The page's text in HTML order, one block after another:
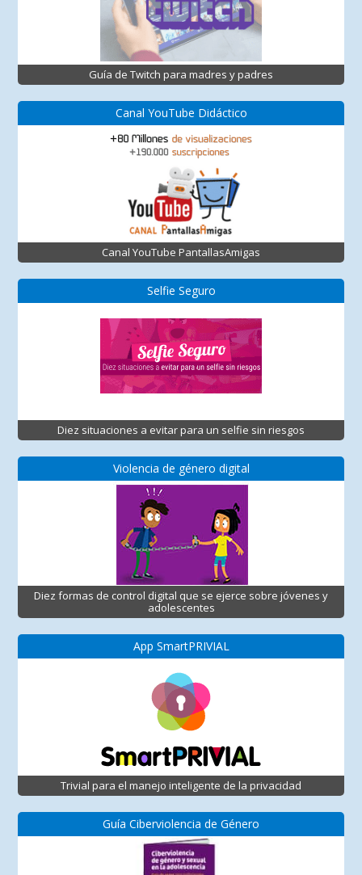
Guía de Twitch para madres y padres
Canal YouTube Didáctico
Canal YouTube PantallasAmigas
Selfie Seguro
Diez situaciones a evitar para un selfie sin riesgos
Violencia de género digital
Diez formas de control digital que se ejerce sobre jóvenes y
adolescentes
App SmartPRIVIAL
Trivial para el manejo inteligente de la privacidad
Guía Ciberviolencia de Género